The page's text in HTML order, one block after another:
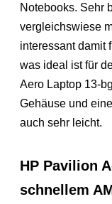
Notebooks. Sehr
vergleichswiese
interessant damit
was ideal ist für
Aero Laptop 13-
Gehäuse und
auch sehr leicht.
HP Pavilion
schnellem